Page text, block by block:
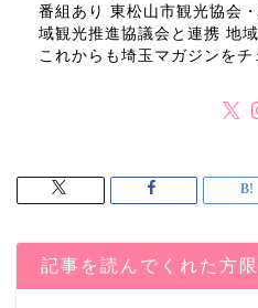
番組あり 東松山市観光協会
域観光推進協議会と連携 地
これからも埼玉マガジンをチ
記事を読んでくれた方